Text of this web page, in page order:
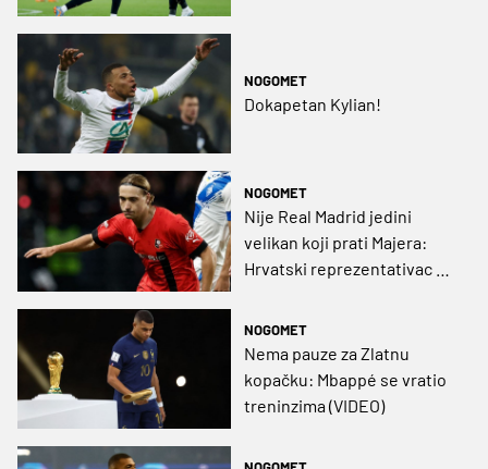
NOGOMET
Dokapetan Kylian!
NOGOMET
Nije Real Madrid jedini
velikan koji prati Majera:
Hrvatski reprezentativac na
NOGOMET
Nema pauze za Zlatnu
kopačku: Mbappé se vratio
treninzima (VIDEO)